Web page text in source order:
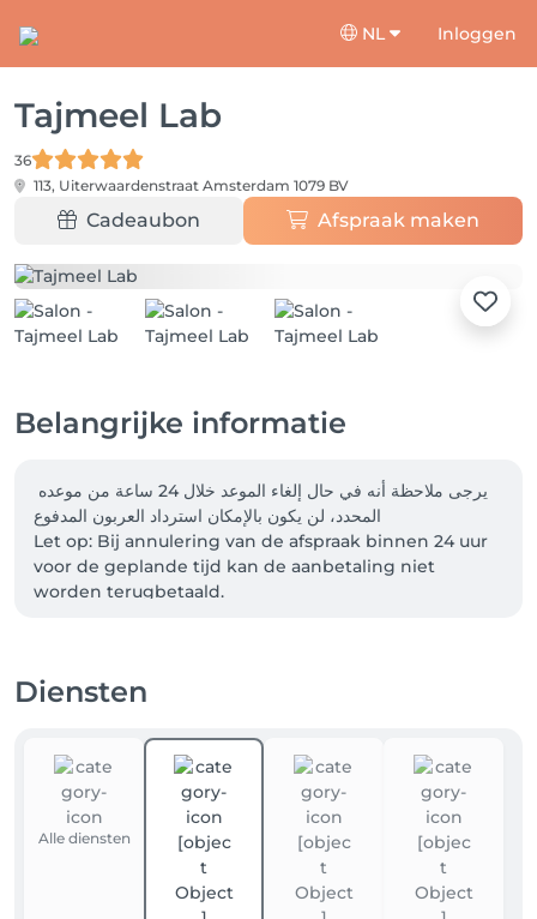
NL Inloggen
Tajmeel Lab
36
113, Uiterwaardenstraat Amsterdam 1079 BV
Cadeaubon Afspraak maken
Belangrijke informatie
يرجى ملاحظة أنه في حال إلغاء الموعد خلال 24 ساعة من موعده
المحدد، لن يكون بالإمكان استرداد العربون المدفوع
Let op: Bij annulering van de afspraak binnen 24 uur
voor de geplande tijd kan de aanbetaling niet
worden terugbetaald.
Diensten
Alle diensten